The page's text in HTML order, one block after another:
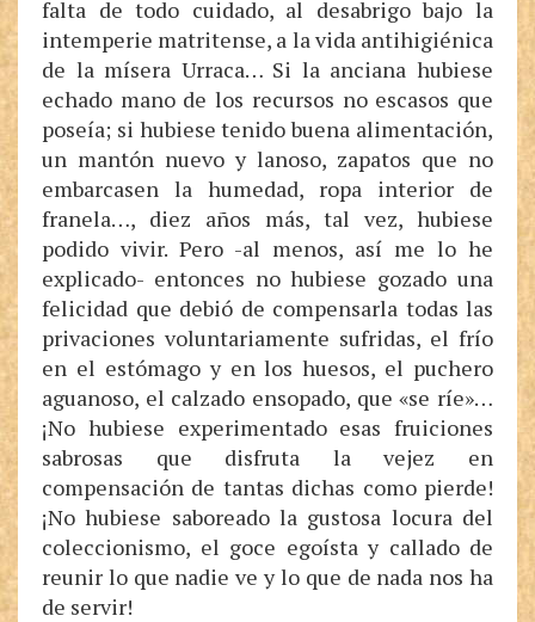
falta de todo cuidado, al desabrigo bajo la
intemperie matritense, a la vida antihigiénica
de la mísera Urraca… Si la anciana hubiese
echado mano de los recursos no escasos que
poseía; si hubiese tenido buena alimentación,
un mantón nuevo y lanoso, zapatos que no
embarcasen la humedad, ropa interior de
franela…, diez años más, tal vez, hubiese
podido vivir. Pero -al menos, así me lo he
explicado- entonces no hubiese gozado una
felicidad que debió de compensarla todas las
privaciones voluntariamente sufridas, el frío
en el estómago y en los huesos, el puchero
aguanoso, el calzado ensopado, que «se ríe»…
¡No hubiese experimentado esas fruiciones
sabrosas que disfruta la vejez en
compensación de tantas dichas como pierde!
¡No hubiese saboreado la gustosa locura del
coleccionismo, el goce egoísta y callado de
reunir lo que nadie ve y lo que de nada nos ha
de servir!